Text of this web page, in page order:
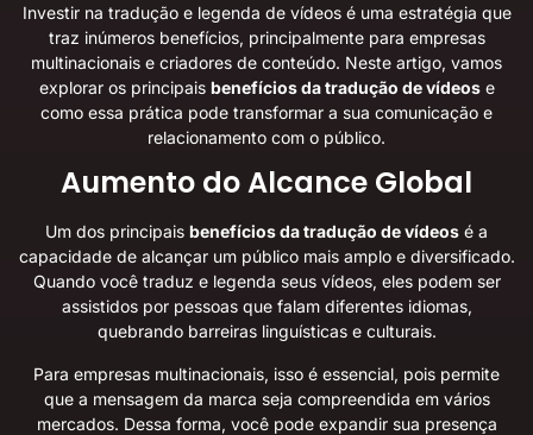
Investir na tradução e legenda de vídeos é uma estratégia que
traz inúmeros benefícios, principalmente para empresas
multinacionais e criadores de conteúdo. Neste artigo, vamos
explorar os principais benefícios da tradução de vídeose
como essa prática pode transformar a sua comunicação e
relacionamento com o público.
Aumento do Alcance Global
Um dos principais benefícios da tradução de vídeos é a
capacidade de alcançar um público mais amplo e diversificado.
Quando você traduz e legenda seus vídeos, eles podem ser
assistidos por pessoas que falam diferentes idiomas,
quebrando barreiras linguísticas e culturais.
Para empresas multinacionais, isso é essencial, pois permite
que a mensagem da marca seja compreendida em vários
mercados. Dessa forma, você pode expandir sua presença